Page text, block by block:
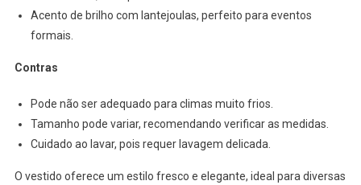
Acento de brilho com lantejoulas, perfeito para eventos
formais.
Contras
Pode não ser adequado para climas muito frios.
Tamanho pode variar, recomendando verificar as medidas.
Cuidado ao lavar, pois requer lavagem delicada.
O vestido oferece um estilo fresco e elegante, ideal para diversas